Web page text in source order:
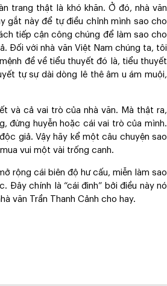
trang thật là khó khăn. Ở đó, nhà văn
gắt này để tự điều chỉnh mình sao cho
tiếp cận công chúng để làm sao cho
Đối với nhà văn Việt Nam chúng ta, tôi
đề về tiểu thuyết đó là, tiểu thuyết
tự sự dài dòng lê thê âm u ám muội,
và cả vai trò của nhà văn. Mà thật ra,
đừng huyễn hoặc cái vai trò của mình.
giả. Vậy hãy kể một câu chuyện sao
vui một vài trống canh.
rộng cái biên độ hư cấu, miễn làm sao
Đây chính là “cái đinh” bởi điều này nó
văn Trần Thanh Cảnh cho hay.